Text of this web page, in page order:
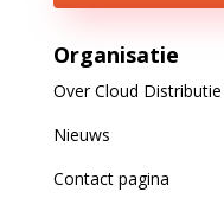
Organisatie
Over Cloud Distributie
Nieuws
Contact pagina